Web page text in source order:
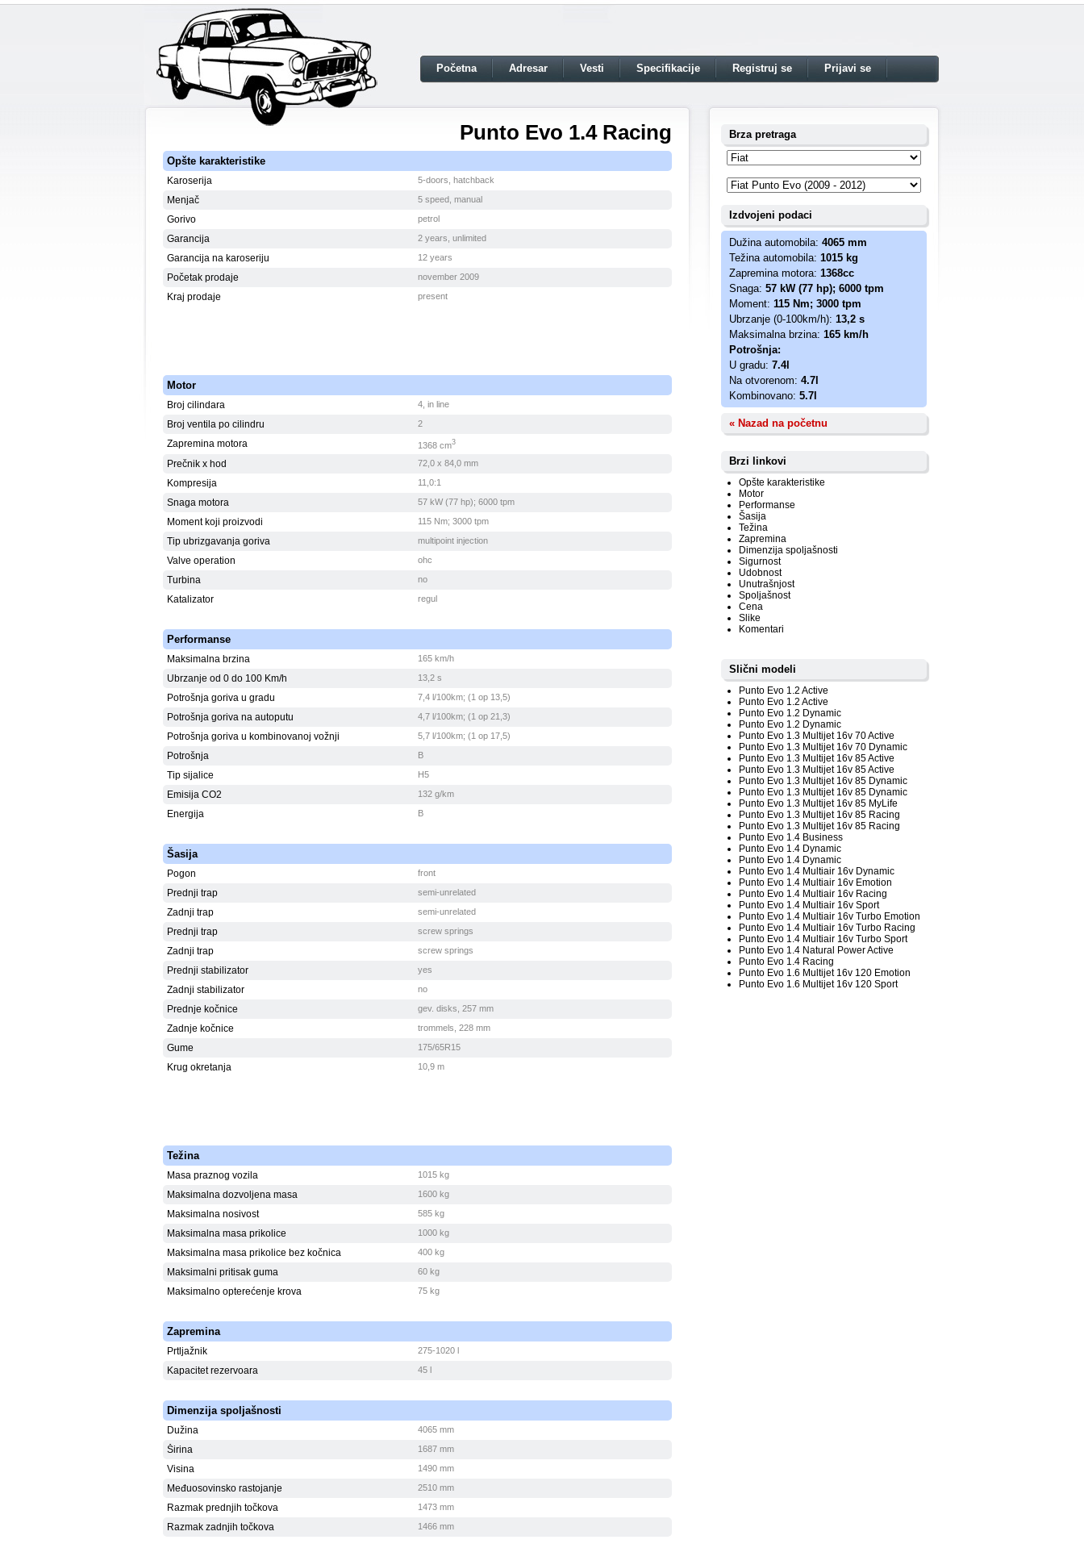
Početna Adresar Vesti Specifikacije Registruj se Prijavi se
Punto Evo 1.4 Racing
Opšte karakteristike
Karoserija 5-doors, hatchback
Menjač 5 speed, manual
Gorivo petrol
Garancija 2 years, unlimited
Garancija na karoseriju 12 years
Početak prodaje november 2009
Kraj prodaje present
Motor
Broj cilindara 4, in line
Broj ventila po cilindru 2
Zapremina motora 1368 cm3
Prečnik x hod 72,0 x 84,0 mm
Kompresija 11,0:1
Snaga motora 57 kW (77 hp); 6000 tpm
Moment koji proizvodi 115 Nm; 3000 tpm
Tip ubrizgavanja goriva multipoint injection
Valve operation ohc
Turbina no
Katalizator regul
Performanse
Maksimalna brzina 165 km/h
Ubrzanje od 0 do 100 Km/h 13,2 s
Potrošnja goriva u gradu 7,4 l/100km; (1 op 13,5)
Potrošnja goriva na autoputu 4,7 l/100km; (1 op 21,3)
Potrošnja goriva u kombinovanoj vožnji 5,7 l/100km; (1 op 17,5)
Potrošnja B
Tip sijalice H5
Emisija CO2 132 g/km
Energija B
Šasija
Pogon front
Prednji trap semi-unrelated
Zadnji trap semi-unrelated
Prednji trap screw springs
Zadnji trap screw springs
Prednji stabilizator yes
Zadnji stabilizator no
Prednje kočnice gev. disks, 257 mm
Zadnje kočnice trommels, 228 mm
Gume 175/65R15
Krug okretanja 10,9 m
Težina
Masa praznog vozila 1015 kg
Maksimalna dozvoljena masa 1600 kg
Maksimalna nosivost 585 kg
Maksimalna masa prikolice 1000 kg
Maksimalna masa prikolice bez kočnica 400 kg
Maksimalni pritisak guma 60 kg
Maksimalno opterećenje krova 75 kg
Zapremina
Prtljažnik 275-1020 l
Kapacitet rezervoara 45 l
Dimenzija spoljašnosti
Dužina 4065 mm
Širina 1687 mm
Visina 1490 mm
Međuosovinsko rastojanje 2510 mm
Razmak prednjih točkova 1473 mm
Razmak zadnjih točkova 1466 mm
Brza pretraga
Izdvojeni podaci
Dužina automobila: 4065 mm
Težina automobila: 1015 kg
Zapremina motora: 1368cc
Snaga: 57 kW (77 hp); 6000 tpm
Moment: 115 Nm; 3000 tpm
Ubrzanje (0-100km/h): 13,2 s
Maksimalna brzina: 165 km/h
Potrošnja:
U gradu: 7.4l
Na otvorenom: 4.7l
Kombinovano: 5.7l
« Nazad na početnu
Brzi linkovi
Opšte karakteristike
Motor
Performanse
Šasija
Težina
Zapremina
Dimenzija spoljašnosti
Sigurnost
Udobnost
Unutrašnjost
Spoljašnost
Cena
Slike
Komentari
Slični modeli
Punto Evo 1.2 Active
Punto Evo 1.2 Active
Punto Evo 1.2 Dynamic
Punto Evo 1.2 Dynamic
Punto Evo 1.3 Multijet 16v 70 Active
Punto Evo 1.3 Multijet 16v 70 Dynamic
Punto Evo 1.3 Multijet 16v 85 Active
Punto Evo 1.3 Multijet 16v 85 Active
Punto Evo 1.3 Multijet 16v 85 Dynamic
Punto Evo 1.3 Multijet 16v 85 Dynamic
Punto Evo 1.3 Multijet 16v 85 MyLife
Punto Evo 1.3 Multijet 16v 85 Racing
Punto Evo 1.3 Multijet 16v 85 Racing
Punto Evo 1.4 Business
Punto Evo 1.4 Dynamic
Punto Evo 1.4 Dynamic
Punto Evo 1.4 Multiair 16v Dynamic
Punto Evo 1.4 Multiair 16v Emotion
Punto Evo 1.4 Multiair 16v Racing
Punto Evo 1.4 Multiair 16v Sport
Punto Evo 1.4 Multiair 16v Turbo Emotion
Punto Evo 1.4 Multiair 16v Turbo Racing
Punto Evo 1.4 Multiair 16v Turbo Sport
Punto Evo 1.4 Natural Power Active
Punto Evo 1.4 Racing
Punto Evo 1.6 Multijet 16v 120 Emotion
Punto Evo 1.6 Multijet 16v 120 Sport